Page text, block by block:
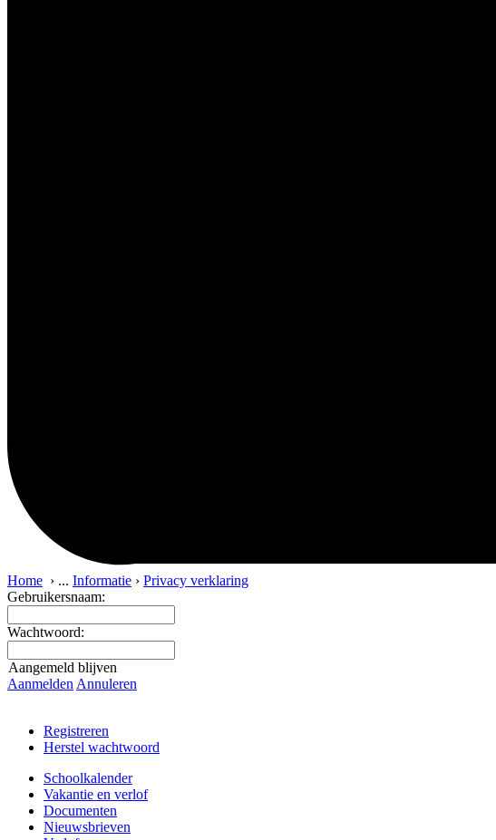
Home › ... Informatie › Privacy verklaring
Gebruikersnaam:
Wachtwoord:
Aangemeld blijven
Aanmelden Annuleren
Registreren
Herstel wachtwoord
Schoolkalender
Vakantie en verlof
Documenten
Nieuwsbrieven